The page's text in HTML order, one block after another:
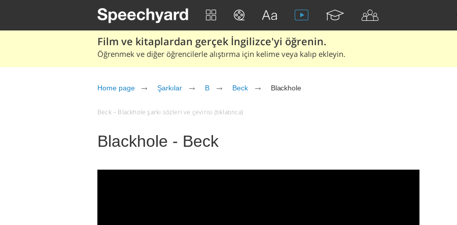
Film ve kitaplardan gerçek İngilizce'yi öğrenin.
Öğrenmek ve diğer öğrencilerle alıştırma için kelime veya kalıp ekleyin.
Home page Şarkılar B Beck Blackhole
Beck – Blackhole şarkı sözleri ve çevirisi (tıklatınca)
Blackhole - Beck